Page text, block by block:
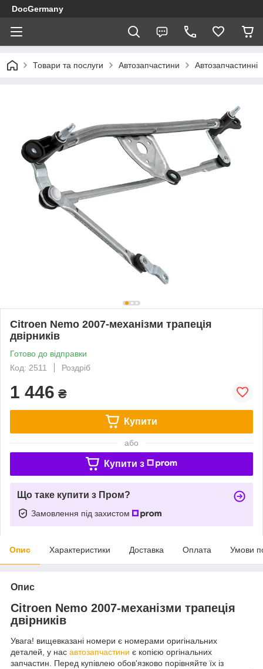
DocGermany
Товари та послуги Автозапчастини Автозапчастинні
Citroen Nemo 2007-механізми трапеція
двірників
Готово до відправки
Код: 2511
Роздріб
1 446 ₴
Купити
або
Купити з
Що таке купити з Пром?
Замовлення під захистом
Опис Характеристики Доставка Оплата Умови
Опис
Citroen Nemo 2007-механізми трапеція
двірників
Увага! вищевказані номери є номерами оригінальних
деталей, у нас автозапчастини є копією оргінальних
запчастин. Перед купівлею обов'язково порівняйте їх із